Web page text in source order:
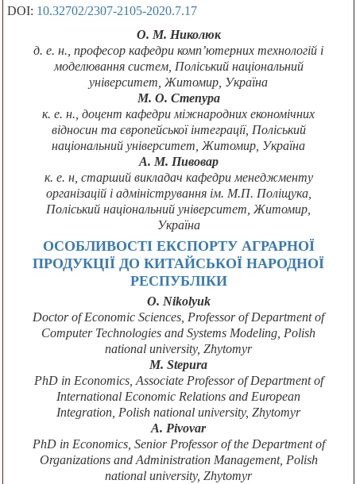
DOI: 10.32702/2307-2105-2020.7.17
О. М. Николюк
д. е. н., професор кафедри комп’ютерних технологій і
моделювання систем, Поліський національний
університет, Житомир, Україна
М. О. Степура
к. е. н., доцент кафедри міжнародних економічних
відносин та європейської інтеграції, Поліський
національний університет, Житомир, Україна
А. М. Пивовар
к. е. н, старший викладач кафедри менеджменту
організацій і адміністрування ім. М.П. Поліщука,
Поліський національний університет, Житомир,
Україна
ОСОБЛИВОСТІ ЕКСПОРТУ АГРАРНОЇ
ПРОДУКЦІЇ ДО КИТАЙСЬКОЇ НАРОДНОЇ
РЕСПУБЛІКИ
O. Nikolyuk
Doctor of Economic Sciences, Professor of Department of
Computer Technologies and Systems Modeling, Polish
national university, Zhytomyr
M. Stepura
PhD in Economics, Associate Professor of Department of
International Economic Relations and European
Integration, Polish national university, Zhytomyr
A. Pivovar
PhD in Economics, Senior Professor of the Department of
Organizations and Administration Management, Polish
national university, Zhytomyr